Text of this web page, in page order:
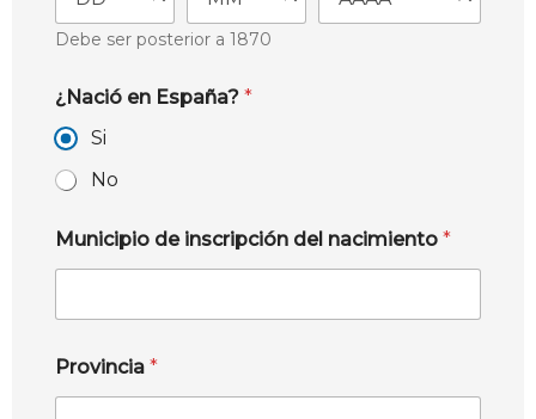
Debe ser posterior a 1870
¿Nació en España? *
Si
No
Municipio de inscripción del nacimiento *
Provincia *